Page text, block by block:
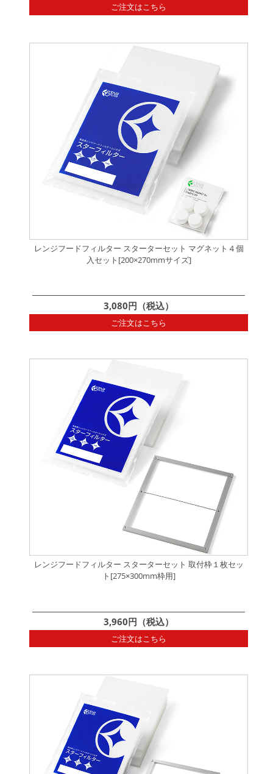
ご注文はこちら
レンジフードフィルター スターターセット マグネット４個
入セット[200×270mmサイズ]
3,080円（税込）
ご注文はこちら
レンジフードフィルター スターターセット 取付枠１枚セッ
ト[275×300mm枠用]
3,960円（税込）
ご注文はこちら